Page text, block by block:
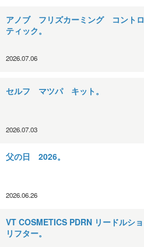
アノブ フリズカーミング コント
ティック。
2026.07.06
セルフ マツパ キット。
2026.07.03
父の日 2026。
2026.06.26
VT COSMETICS PDRN リードルシ
リフター。